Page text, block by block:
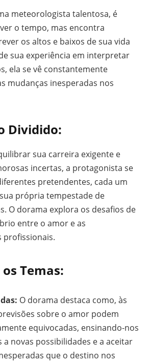
meteorologista talentosa, é
o tempo, mas encontra
os altos e baixos de sua vida
sua experiência em interpretar
ela se vê constantemente
mudanças inesperadas nos
Dividido:
sua carreira exigente e
incertas, a protagonista se
pretendentes, cada um
própria tempestade de
O dorama explora os desafios de
entre o amor e as
profissionais.
Temas:
O dorama destaca como, às
sobre o amor podem
equivocadas, ensinando-nos
a novas possibilidades e a aceitar
que o destino nos